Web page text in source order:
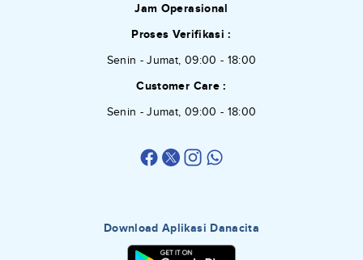
Jam Operasional
Proses Verifikasi :
Senin - Jumat, 09:00 - 18:00
Customer Care :
Senin - Jumat, 09:00 - 18:00
Download Aplikasi Danacita